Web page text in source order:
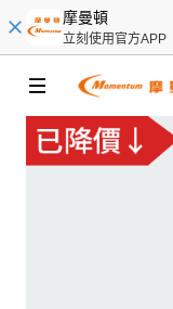
摩曼頓
立刻使用官方APP